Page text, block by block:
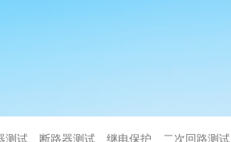
、断路器测试、继电保护、二次回路测试、电